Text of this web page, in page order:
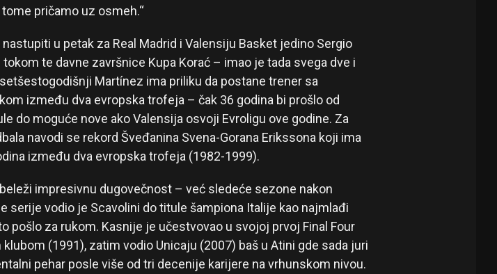
pričamo uz osmeh.“
nastupiti u petak za Real Madrid i Valensiju Basket jedino Sergio
te davne završnice Kupa Korać – imao je tada svega dve i
Martínez ima priliku da postane trener sa
između dva evropska trofeja – čak 36 godina bi prošlo od
do moguće nove ako Valensija osvoji Evroligu ove godine. Za
navodi se rekord Šveđanina Svena-Gorana Erikssona koji ima
između dva evropska trofeja (1982-1999).
impresivnu dugovečnost – već sledeće sezone nakon
serije vodio je Scavolini do titule šampiona Italije kao najmlađi
pošlo za rukom. Kasnije je učestvovao u svojoj prvoj Final Four
(1991), zatim vodio Unicaju (2007) baš u Atini gde sada juri
pehar posle više od tri decenije karijere na vrhunskom nivou.